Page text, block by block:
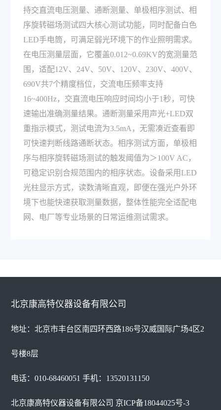
持交直流电压测量、通断测量、单极相序测试、相
序旋转磁场测试四大核心测试功能，同时配备白色
LED手电筒，可满足弱光环境下的作业照明需求。
在电压测量层面，它覆盖0.012~0.69KV的宽测量范
围，适配12V、24V、50V、120V、230V、400V、
690V共7个精度档位，交流电压频率支持
16~400Hz，交直流电压响应时间均小于1秒，可快
速输出准确测量结果。通断测量采用声光+LED双
重指示模式，测试电流为3.5mA，无需凑近查看即
可快速判断线路通断状态。相序测试方面，单极相
序与相序旋转磁场测试的触发阈值为＞100V AC，
可稳定识别合规范围内的相序状态。设备采用LED
光柱显示方式，读数清晰直观，即便在强光户外环
境下也能快速获取测量数据，整体性能完全适配电
网、电厂等专业场景的日常运维测试需求。
北京康高特仪器设备有限公司
地址：北京市丰台区南四环西路186号汉威国际广场4区2
号楼8层
电话：010-68460051 手机：13520131150
北京康高特仪器设备有限公司 京ICP备18044025号-3